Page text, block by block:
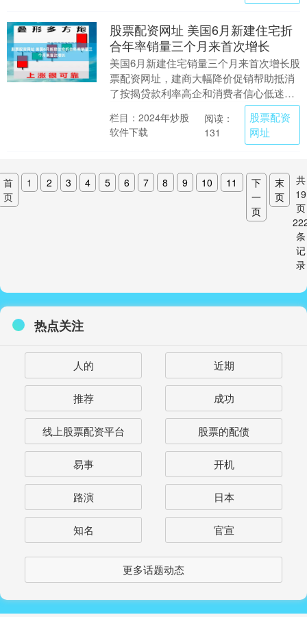
股票配资网址 美国6月新建住宅折
合年率销量三个月来首次增长
美国6月新建住宅销量三个月来首次增长股
票配资网址，建商大幅降价促销帮助抵消
了按揭贷款利率高企和消费者信心低迷的
影响。 美国联邦政府周五公布的数据显
示，6月新建独....
栏目：2024年炒股
软件下载
阅读：
131
股票配资
网址
首
页
1 2 3 4 5 6 7 8 9 10 11
下
一
页
末
页
共
19
页
条
记
录
热点关注
人的 近期
推荐 成功
线上股票配资平台 股票的配债
易事 开机
路演 日本
知名 官宣
更多话题动态